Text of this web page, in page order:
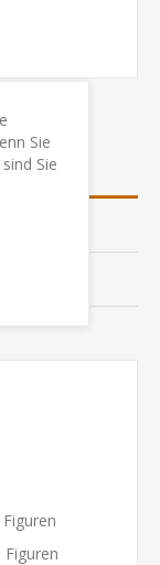
Sie
Sie